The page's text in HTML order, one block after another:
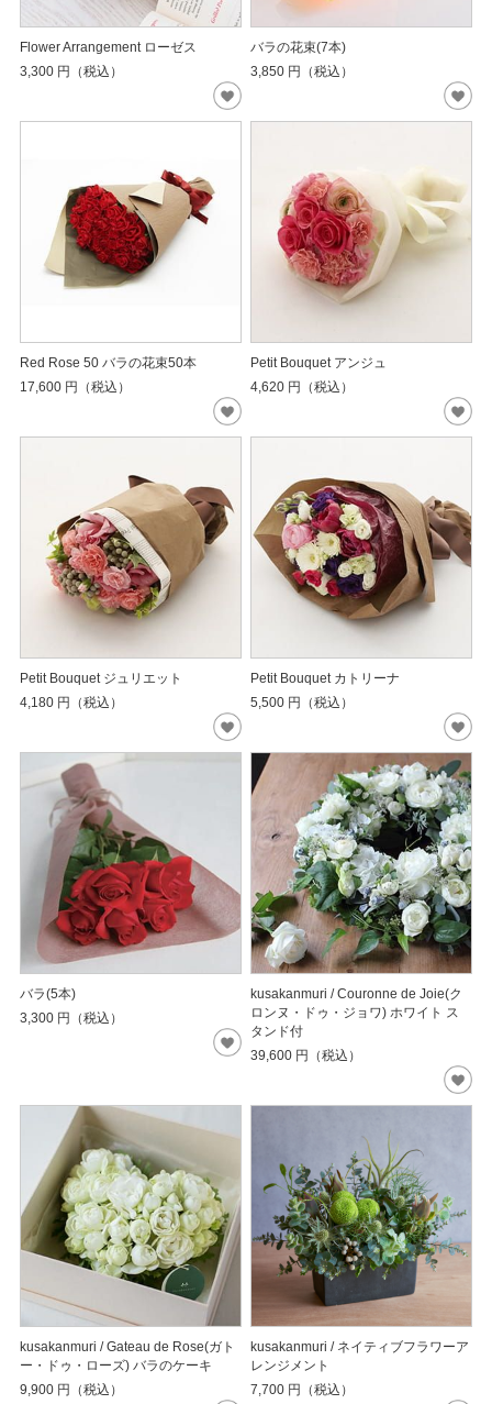
Flower Arrangement ローゼス
3,300 円（税込）
バラの花束(7本)
3,850 円（税込）
Red Rose 50 バラの花束50本
17,600 円（税込）
Petit Bouquet アンジュ
4,620 円（税込）
Petit Bouquet ジュリエット
4,180 円（税込）
Petit Bouquet カトリーナ
5,500 円（税込）
バラ(5本)
3,300 円（税込）
kusakanmuri / Couronne de Joie(ク
ロンヌ・ドゥ・ジョワ) ホワイト ス
タンド付
39,600 円（税込）
kusakanmuri / Gateau de Rose(ガト
ー・ドゥ・ローズ) バラのケーキ
9,900 円（税込）
kusakanmuri / ネイティブフラワーア
レンジメント
7,700 円（税込）